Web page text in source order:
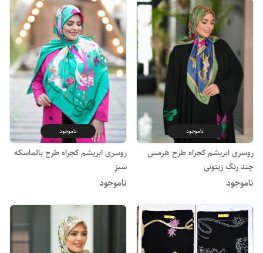
ناموجود
روسری ابریشم کجراه طرح هرمس
چند رنگ زیتونی
ناموجود
ناموجود
روسری ابریشم کجراه طرح بالماسکه
سبز
ناموجود